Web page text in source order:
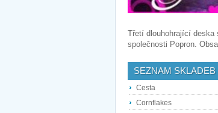
Třetí dlouhohrající deska
společnosti Popron.
SEZNAM SKLADEB
Cesta
Cornflakes